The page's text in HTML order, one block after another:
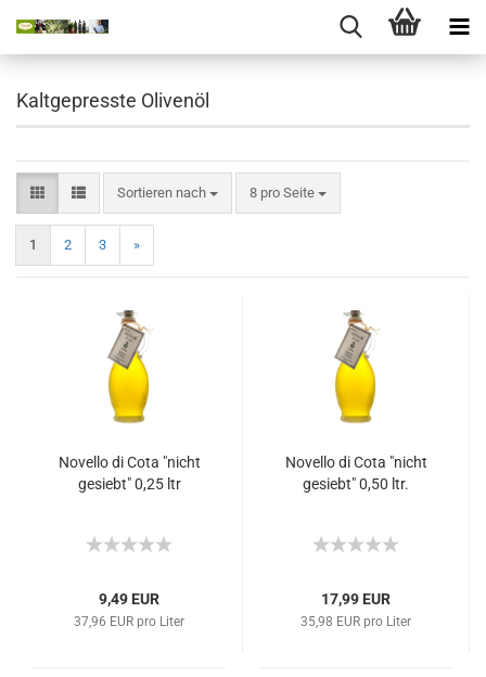
Kaltgepresste Olivenöl
Sortieren nach 8 pro Seite
1 2 3 »
Novello di Cota "nicht
gesiebt" 0,25 ltr
9,49 EUR
37,96 EUR pro Liter
Novello di Cota "nicht
gesiebt" 0,50 ltr.
17,99 EUR
35,98 EUR pro Liter